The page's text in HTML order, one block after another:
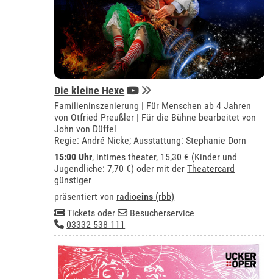
Die kleine Hexe
Familieninszenierung | Für Menschen ab 4 Jahren
von Otfried Preußler | Für die Bühne bearbeitet von
John von Düffel
Regie: André Nicke; Ausstattung: Stephanie Dorn
15:00 Uhr, intimes theater, 15,30 € (Kinder und
Jugendliche: 7,70 €) oder mit derTheatercard
günstiger
präsentiert von radioeins (rbb)
Tickets oder
Besucherservice
03332 538 111